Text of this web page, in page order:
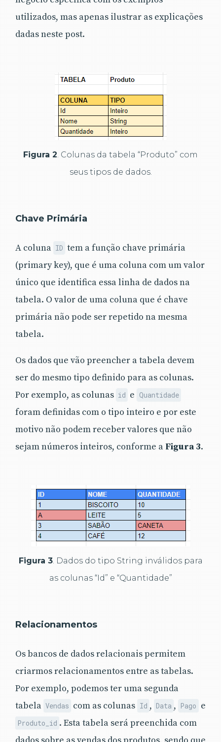
utilizados, mas apenas ilustrar as explicações
dadas neste post.
Figura 2. Colunas da tabela “Produto” com
seus tipos de dados.
Chave Primária
A coluna ID tem a função chave primária
(primary key), que é uma coluna com um valor
único que identifica essa linha de dados na
tabela. O valor de uma coluna que é chave
primária não pode ser repetido na mesma
tabela.
Os dados que vão preencher a tabela devem
ser do mesmo tipo definido para as colunas.
Por exemplo, as colunas id e Quantidade
foram definidas com o tipo inteiro e por este
motivo não podem receber valores que não
sejam números inteiros, conforme a Figura 3.
Figura 3. Dados do tipo String inválidos para
as colunas “Id” e “Quantidade”
Relacionamentos
Os bancos de dados relacionais permitem
criarmos relacionamentos entre as tabelas.
Por exemplo, podemos ter uma segunda
tabela Vendas com as colunas Id , Data , Pago e
Produto_id . Esta tabela será preenchida com